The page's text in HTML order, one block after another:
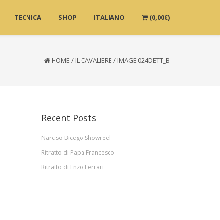
TECNICA SHOP ITALIANO (0,00€)
HOME / IL CAVALIERE / IMAGE 024DETT_B
Recent Posts
Narciso Bicego Showreel
Ritratto di Papa Francesco
Ritratto di Enzo Ferrari